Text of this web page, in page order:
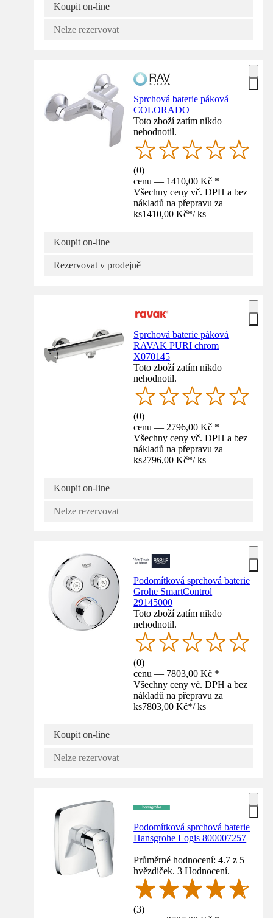
Koupit on-line
Nelze rezervovat
Sprchová baterie páková
COLORADO
Toto zboží zatím nikdo
nehodnotil.
(0)
cenu — 1410,00 Kč *
Všechny ceny vč. DPH a bez
nákladů na přepravu za
ks1410,00 Kč*/ ks
Koupit on-line
Rezervovat v prodejně
Sprchová baterie páková
RAVAK PURI chrom
X070145
Toto zboží zatím nikdo
nehodnotil.
(0)
cenu — 2796,00 Kč *
Všechny ceny vč. DPH a bez
nákladů na přepravu za
ks2796,00 Kč*/ ks
Koupit on-line
Nelze rezervovat
Podomítková sprchová baterie
Grohe SmartControl
29145000
Toto zboží zatím nikdo
nehodnotil.
(0)
cenu — 7803,00 Kč *
Všechny ceny vč. DPH a bez
nákladů na přepravu za
ks7803,00 Kč*/ ks
Koupit on-line
Nelze rezervovat
Podomítková sprchová baterie
Hansgrohe Logis 800007257
Průměrné hodnocení: 4.7 z 5
hvězdiček. 3 Hodnocení.
(3)